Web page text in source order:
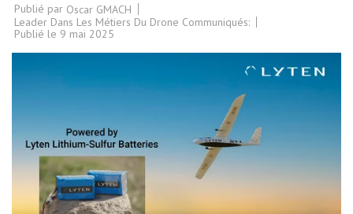
Publié par Oscar GMACH
Leader Dans Les Métiers Du Drone Communiqués:
Publié le 9 mai 2025